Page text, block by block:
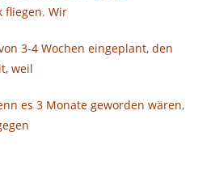
fliegen. Wir
3-4 Wochen eingeplant, den
weil
es 3 Monate geworden wären,